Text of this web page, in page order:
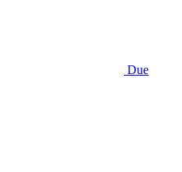
Due